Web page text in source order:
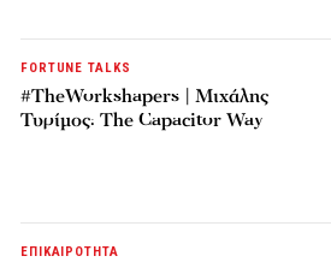
FORTUNE TALKS
#TheWorkshapers | Μιχάλης
Τυρίμος: The Capacitor Way
ΕΠΙΚΑΙΡΟΤΗΤΑ